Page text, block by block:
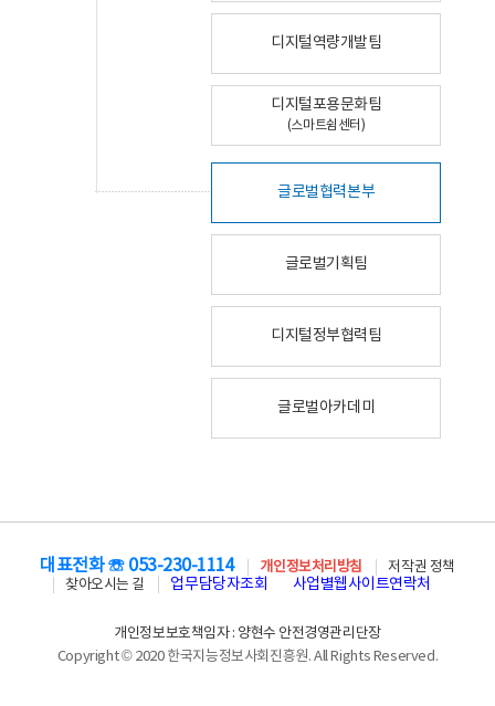
디지털역량개발팀
디지털포용문화팀
(스마트쉼센터)
글로벌협력본부
글로벌기획팀
디지털정부협력팀
글로벌아카데미
대표전화 ☏ 053-230-1114 개인정보처리방침
저작권 정책
찾아오시는 길
업무담당자조회 사업별웹사이트연락처
개인정보보호책임자 : 양현수 안전경영관리단장
Copyright © 2020 한국지능정보사회진흥원. All Rights Reserved.